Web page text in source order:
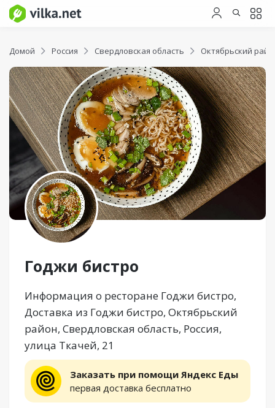
Домой Россия Свердловская область Октябрьский
Годжи бистро
Информация о ресторане Годжи бистро,
Доставка из Годжи бистро, Октябрьский
район, Свердловская область, Россия,
улица Ткачей, 21
Заказать при помощи Яндекс Еды
первая доставка бесплатно